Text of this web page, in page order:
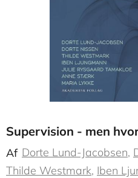
Supervision - men
Af Dorte Lund-Jacobsen
Thilde Westmark Iben